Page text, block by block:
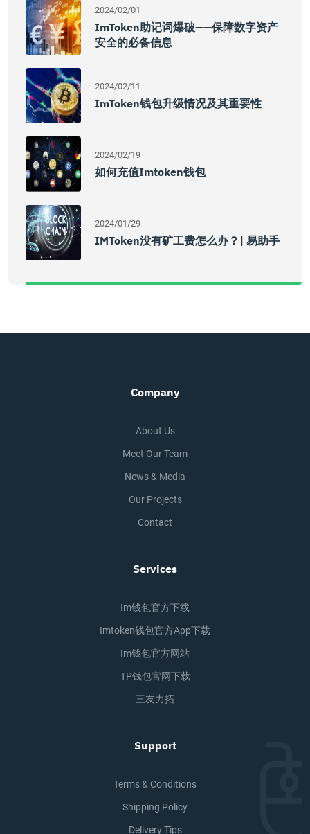
2024/02/01
ImToken助记词爆破——保障数字资产
安全的必备信息
2024/02/11
ImToken钱包升级情况及其重要性
2024/02/19
如何充值Imtoken钱包
2024/01/29
IMToken没有矿工费怎么办？| 易助手
Company
About Us
Meet Our Team
News & Media
Our Projects
Contact
Services
Im钱包官方下载
Imtoken钱包官方app下载
Im钱包官方网站
TP钱包官网下载
三友力拓
Support
Terms & Conditions
Shipping Policy
Delivery Tips